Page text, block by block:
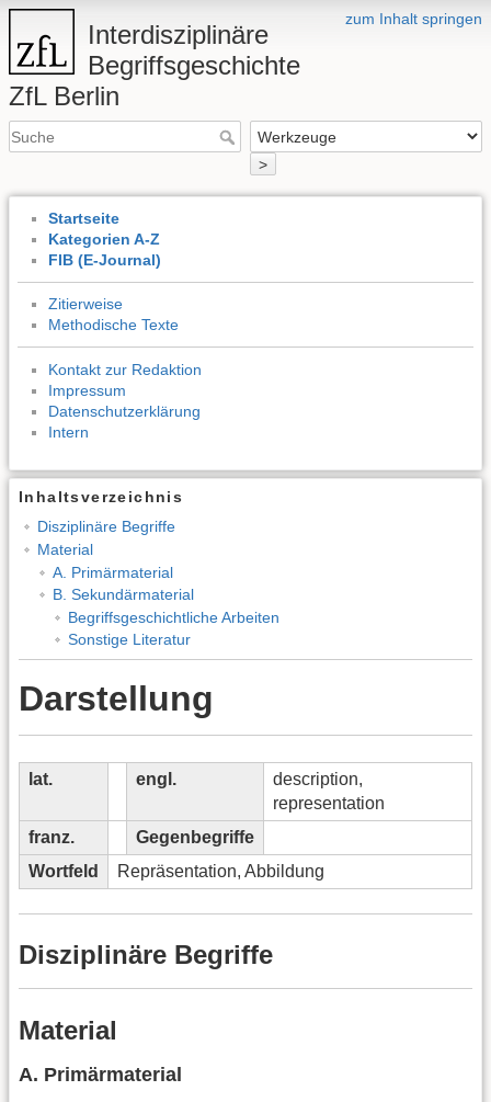
zum Inhalt springen
Interdisziplinäre
Begriffsgeschichte
ZfL Berlin
>
Startseite
Kategorien A-Z
FIB (E-Journal)
Zitierweise
Methodische Texte
Kontakt zur Redaktion
Impressum
Datenschutzerklärung
Intern
Inhaltsverzeichnis
Disziplinäre Begriffe
Material
A. Primärmaterial
B. Sekundärmaterial
Begriffsgeschichtliche Arbeiten
Sonstige Literatur
Darstellung
lat. engl.
description,
representation
franz.
Gegenbegriffe
Wortfeld
Repräsentation, Abbildung
Disziplinäre Begriffe
Material
A. Primärmaterial